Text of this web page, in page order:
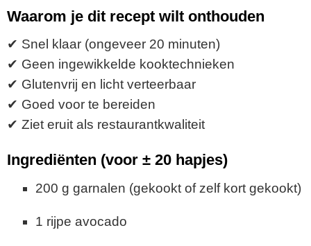
Waarom je dit recept wilt onthouden
✔ Snel klaar (ongeveer 20 minuten)
✔ Geen ingewikkelde kooktechnieken
✔ Glutenvrij en licht verteerbaar
✔ Goed voor te bereiden
✔ Ziet eruit als restaurantkwaliteit
Ingrediënten (voor ± 20 hapjes)
200 g garnalen (gekookt of zelf kort gekookt)
1 rijpe avocado